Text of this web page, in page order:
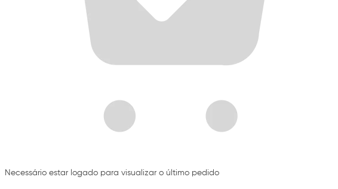
Necessário estar logado para visualizar o último pedido